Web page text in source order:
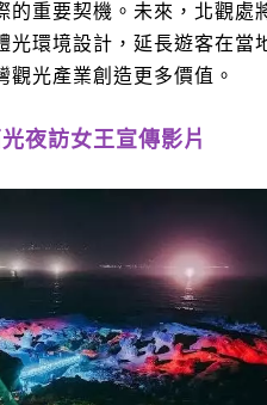
的重要契機。未來，北觀處
光環境設計，延長遊客在當
光產業創造更多價值。
夜訪女王宣傳影片